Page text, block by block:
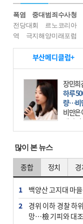
폭염 중대범죄수사청
전당대회
르노코리아
역
극지해양미래포럼
부산메디클럽+
장민희
하루
량…비
비만은
제가
하고 치
많이 본 뉴스
종합 정치
1
백양산 고지대 마
2
경위 이하 경찰 하
망…檢 기피와 대조